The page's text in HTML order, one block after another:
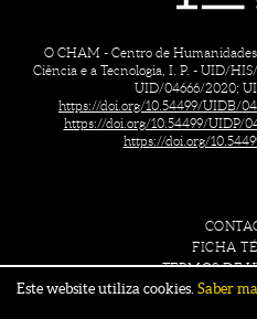
O CHAM - Centro de
Ciência e a Tecnologia, I. P. - UID/
UID/04666/2020;
https://doi.org/10.54499/UIDB/
https://doi.org/10.54499/UIDP/
https://doi.org/
FICHA
TERMOS DE
Este website utiliza cookies. Saber